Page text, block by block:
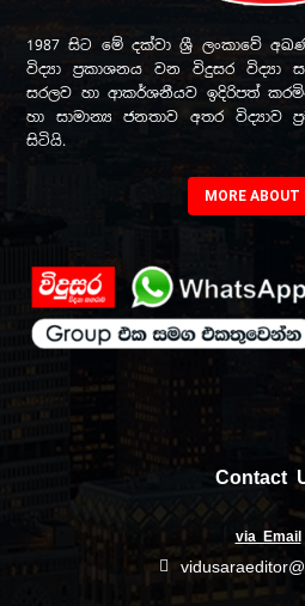
1987 සිට මේ දක්වා ශ්‍රී ලංකාවේ
විද්‍යා ප්‍රකාශනය වන විදුසර විද්‍යා
සරලව හා ආකර්ශනීයව ඉදිරිපත්
හා සාමාන්‍ය ජනතාව අතර විද්‍යාව
සිටියි.
MORE ABOUT
Contact
via Email